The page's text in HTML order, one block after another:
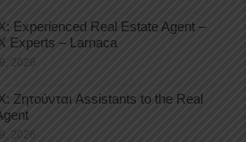
Experienced Real Estate Agent –
Experts – Larnaca
2026
Ζητούνται Assistants to the Real
2026